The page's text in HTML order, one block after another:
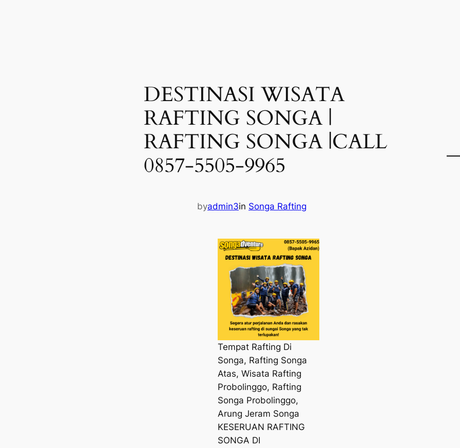
DESTINASI WISATA
RAFTING SONGA |
RAFTING SONGA |CALL
0857-5505-9965
byadmin3in Songa Rafting
Tempat Rafting Di
Songa, Rafting Songa
Atas, Wisata Rafting
Probolinggo, Rafting
Songa Probolinggo,
Arung Jeram Songa
KESERUAN RAFTING
SONGA DI